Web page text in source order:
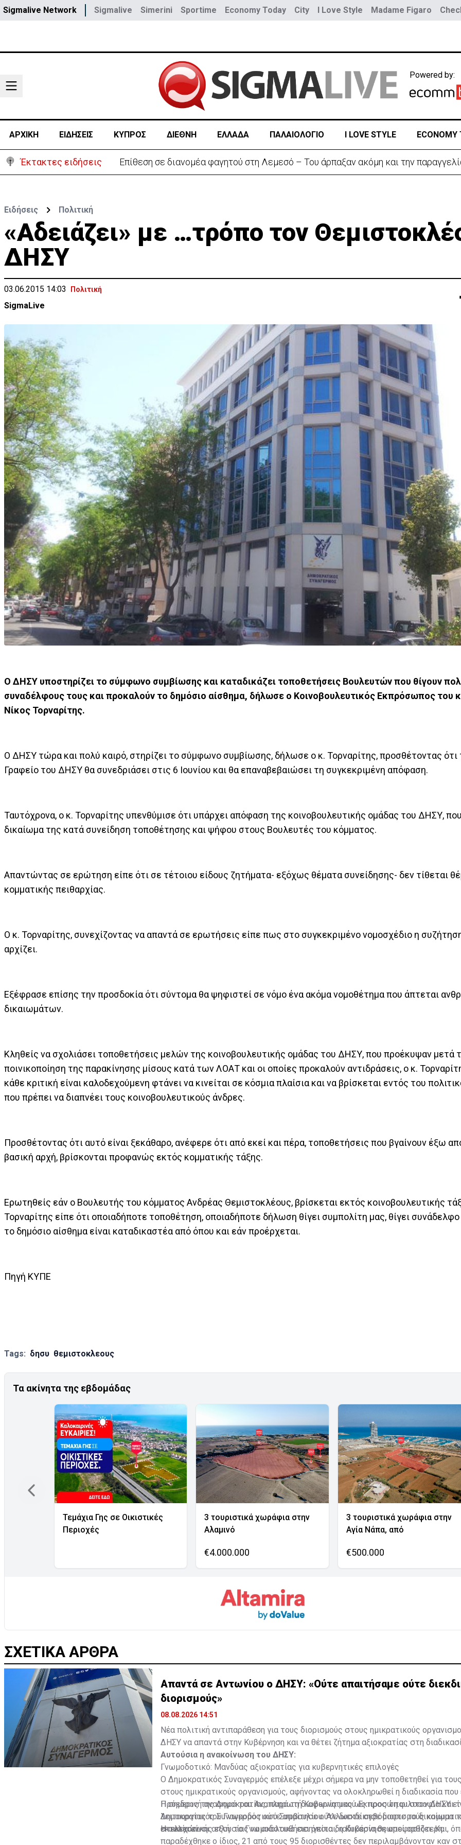
Sigmalive Network Sigmalive Simerini Sportime Economy Today City I Love Style Madame Figaro
Powered by:
ΑΡΧΙΚΗ ΕΙΔΗΣΕΙΣ ΚΥΠΡΟΣ ΔΙΕΘΝΗ ΕΛΛΑΔΑ ΠΑΛΑΙΟΛΟΓΙΟ I LOVE STYLE ECONOMY
Έκτακτες ειδήσεις Επίθεση σε διανομέα φαγητού στη Λεμεσό – Του άρπαξαν ακόμη και την
Ειδήσεις Πολιτική
«Αδειάζει» με …τρόπο τον
ΔΗΣΥ
03.06.2015 14:03 Πολιτική
SigmaLive
Ο ΔΗΣΥ υποστηρίζει το σύμφωνο συμβίωσης και καταδικάζει τοποθετήσεις Βουλευτών που θίγουν
συναδέλφους τους και προκαλούν το δημόσιο αίσθημα, δήλωσε ο Κοινοβουλευτικός Εκπρόσωπος του
Νίκος Τορναρίτης.
Ο ΔΗΣΥ τώρα και πολύ καιρό, στηρίζει το σύμφωνο συμβίωσης, δήλωσε ο κ. Τορναρίτης, προσθέτοντας ότι
Γραφείο του ΔΗΣΥ θα συνεδριάσει στις 6 Ιουνίου και θα επαναβεβαιώσει τη συγκεκριμένη απόφαση.
Ταυτόχρονα, ο κ. Τορναρίτης υπενθύμισε ότι υπάρχει απόφαση της κοινοβουλευτικής ομάδας του ΔΗΣΥ, που
δικαίωμα της κατά συνείδηση τοποθέτησης και ψήφου στους Βουλευτές του κόμματος.
Απαντώντας σε ερώτηση είπε ότι σε τέτοιου είδους ζητήματα- εξόχως θέματα συνείδησης- δεν τίθεται
κομματικής πειθαρχίας.
Ο κ. Τορναρίτης, συνεχίζοντας να απαντά σε ερωτήσεις είπε πως στο συγκεκριμένο νομοσχέδιο η
αρχίζει.
Εξέφρασε επίσης την προσδοκία ότι σύντομα θα ψηφιστεί σε νόμο ένα ακόμα νομοθέτημα που άπτεται
δικαιωμάτων.
Κληθείς να σχολιάσει τοποθετήσεις μελών της κοινοβουλευτικής ομάδας του ΔΗΣΥ, που προέκυψαν μετά
ποινικοποίηση της παρακίνησης μίσους κατά των ΛΟΑΤ και οι οποίες προκαλούν αντιδράσεις, ο κ.
κάθε κριτική είναι καλοδεχούμενη φτάνει να κινείται σε κόσμια πλαίσια και να βρίσκεται εντός του
που πρέπει να διαπνέει τους κοινοβουλευτικούς άνδρες.
Προσθέτοντας ότι αυτό είναι ξεκάθαρο, ανέφερε ότι από εκεί και πέρα, τοποθετήσεις που βγαίνουν έξω
βασική αρχή, βρίσκονται προφανώς εκτός κομματικής τάξης.
Ερωτηθείς εάν ο Βουλευτής του κόμματος Ανδρέας Θεμιστοκλέους, βρίσκεται εκτός κοινοβουλευτικής
Τορναρίτης είπε ότι οποιαδήποτε τοποθέτηση, οποιαδήποτε δήλωση θίγει συμπολίτη μας, θίγει
το δημόσιο αίσθημα είναι καταδικαστέα από όπου και εάν προέρχεται.
Πηγή ΚΥΠΕ
Tags: δησυ θεμιστοκλεους
Τα ακίνητα της εβδομάδας
Τεμάχια Γης σε Οικιστικές
Περιοχές
3 τουριστικά χωράφια στην
Αλαμινό
€4.000.000
3 τουριστικά χωράφια στην
Αγία Νάπα, από
€500.000
ΣΧΕΤΙΚΑ ΑΡΘΡΑ
Απαντά σε Αντωνίου ο ΔΗΣΥ: «Ούτε απαιτήσαμε ούτε
διορισμούς»
08.08.2026 14:51
Νέα πολιτική αντιπαράθεση για τους διορισμούς στους ημικρατικούς
ΔΗΣΥ να απαντά στην Κυβέρνηση και να θέτει ζήτημα αξιοκρατίας στη
Αυτούσια η ανακοίνωση του ΔΗΣΥ:
Γνωμοδοτικό: Μανδύας αξιοκρατίας για κυβερνητικές επιλογές
Ο Δημοκρατικός Συναγερμός επέλεξε μέχρι σήμερα να μην τοποθετηθεί για
στους ημικρατικούς οργανισμούς, αφήνοντας να ολοκληρωθεί η διαδικασία που
Πρόεδρος της Δημοκρατίας, παρά τη διαφωνία μας ως προς τη φιλοσοφία και
λειτουργίας του Γνωμοδοτικού Συμβουλίου. Άλλωστε σεβόμαστε το δικαίωμα
εκτελεστικής εξουσίας να ακολουθήσει όποια διαδικασία θεωρεί ορθότερη.
Η σημερινή αναφορά του Αναπληρωτή Κυβερνητικού Εκπροσώπου στον ΔΗΣΥ
Δημοκρατικός Συναγερμός ούτε απαίτησε ούτε διεκδίκησε διορισμούς
στελεχών.
Η ουσία είναι απλή: το Γνωμοδοτικό εισηγείται, η Κυβέρνηση αποφασίζει. Και,
παραδέχθηκε ο ίδιος, 21 από τους 95 διορισθέντες δεν περιλαμβάνονταν καν